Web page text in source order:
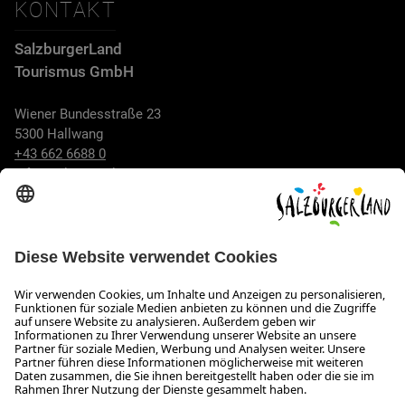
KONTAKT
SalzburgerLand
Tourismus GmbH
Wiener Bundesstraße 23
5300 Hallwang
+43 662 6688 0
info@salzburgerland.com
Wir freuen uns auf Ihre Anfrage!
Gerne stehen wir Ihnen von Montag bis Donnerstag von 08:00
bis 17:30 Uhr und am Freitag von 08:00 bis 17:00 Uhr zur
Verfügung.